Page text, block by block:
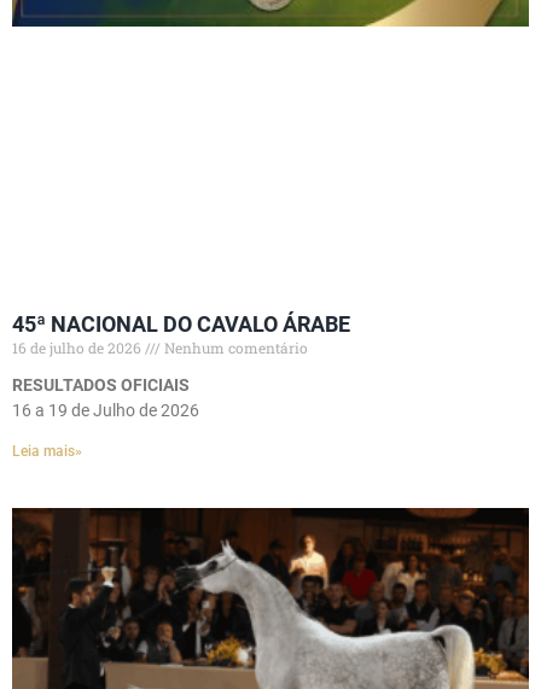
45ª NACIONAL DO CAVALO ÁRABE
16 de julho de 2026
Nenhum comentário
RESULTADOS OFICIAIS
16 a 19 de Julho de 2026
Leia mais»